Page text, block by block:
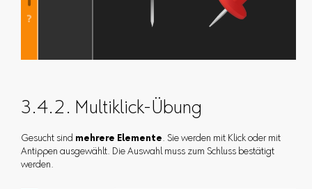
3.4.2. Multiklick-Übung
Gesucht sind mehrere Elemente. Sie werden mit Klick oder mit
Antippen ausgewählt. Die Auswahl muss zum Schluss bestätigt
werden.